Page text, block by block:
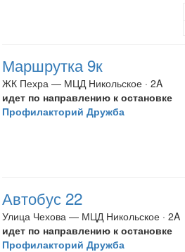
Маршрутка 9к
ЖК Пехра — МЦД Никольское · 2A
идет по направлению к остановке
Профилакторий Дружба
Автобус 22
Улица Чехова — МЦД Никольское · 2A
идет по направлению к остановке
Профилакторий Дружба